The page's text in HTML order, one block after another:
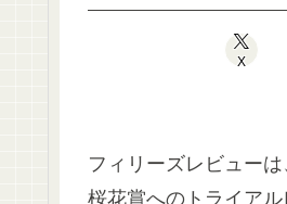
X
フィリーズレビュー
桜花賞へのトライア